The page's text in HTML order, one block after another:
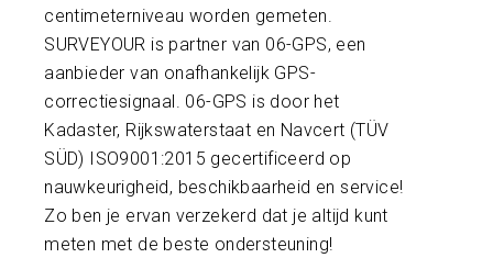
centimeterniveau worden gemeten.
SURVEYOUR is partner van 06-GPS, een
aanbieder van onafhankelijk GPS-
correctiesignaal. 06-GPS is door het
Kadaster, Rijkswaterstaat en Navcert (TÜV
SÜD) ISO9001:2015 gecertificeerd op
nauwkeurigheid, beschikbaarheid en service!
Zo ben je ervan verzekerd dat je altijd kunt
meten met de beste ondersteuning!